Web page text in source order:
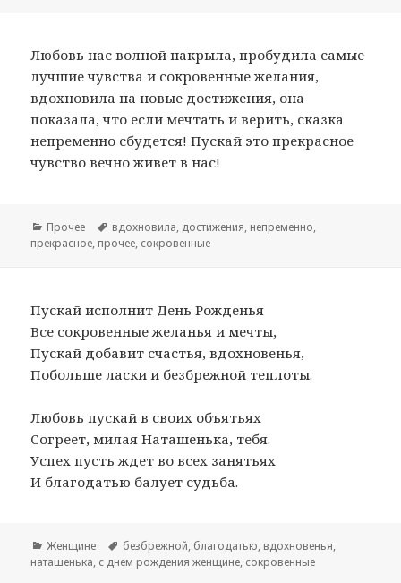
Любовь нас волной накрыла, пробудила самые
лучшие чувства и сокровенные желания,
вдохновила на новые достижения, она
показала, что если мечтать и верить, сказка
непременно сбудется! Пускай это прекрасное
чувство вечно живет в нас!
Рубрики
Прочее Метки
вдохновила, достижения, непременно,
прекрасное, прочее, сокровенные
Пускай исполнит День Рожденья
Все сокровенные желанья и мечты,
Пускай добавит счастья, вдохновенья,
Побольше ласки и безбрежной теплоты.
Любовь пускай в своих объятьях
Согреет, милая Наташенька, тебя.
Успех пусть ждет во всех занятьях
И благодатью балует судьба.
Рубрики
Женщине Метки
безбрежной, благодатью, вдохновенья,
наташенька, с днем рождения женщине, сокровенные